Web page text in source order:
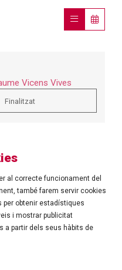
Vicens Vives
Finalitzat
81 | 17480 ROSES
al correcte funcionament del
també farem servir cookies
per obtenir estadístiques
i mostrar publicitat
a partir dels seus hàbits de